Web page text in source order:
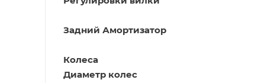
Задний Амортизатор
Колеса
Диаметр колес